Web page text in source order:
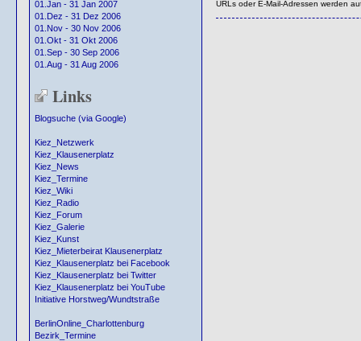
01.Jan - 31 Jan 2007
01.Dez - 31 Dez 2006
01.Nov - 30 Nov 2006
01.Okt - 31 Okt 2006
01.Sep - 30 Sep 2006
01.Aug - 31 Aug 2006
Links
Blogsuche (via Google)
Kiez_Netzwerk
Kiez_Klausenerplatz
Kiez_News
Kiez_Termine
Kiez_Wiki
Kiez_Radio
Kiez_Forum
Kiez_Galerie
Kiez_Kunst
Kiez_Mieterbeirat Klausenerplatz
Kiez_Klausenerplatz bei Facebook
Kiez_Klausenerplatz bei Twitter
Kiez_Klausenerplatz bei YouTube
Initiative Horstweg/Wundtstraße
BerlinOnline_Charlottenburg
Bezirk_Termine
URLs oder E-Mail-Adressen werden